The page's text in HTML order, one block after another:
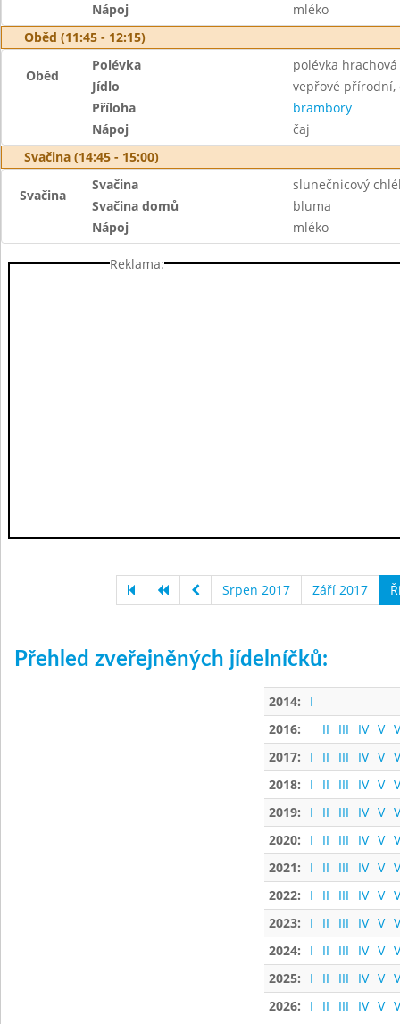
Nápoj
mléko
Oběd (11:45 - 12:15)
Oběd
Polévka
polévka
Jídlo
vepřové přírodní,
Příloha
brambory
Nápoj
čaj
Svačina (14:45 - 15:00)
Svačina
Svačina
slunečnicový
Svačina domů
bluma
Nápoj
mléko
Reklama:
Srpen 2017 Září 2017
Přehled zveřejněných jídelníčků:
2014:
I
2016:
II III IV V
2017:
I II III IV V
2018:
I II III IV V
2019:
I II III IV V
2020:
I II III IV V
2021:
I II III IV V
2022:
I II III IV V
2023:
I II III IV V
2024:
I II III IV V
2025:
I II III IV V
2026:
I II III IV V